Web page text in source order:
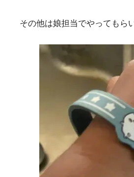
その他は娘担当でやってもら